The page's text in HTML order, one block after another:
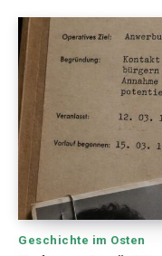
Geschichte im Osten